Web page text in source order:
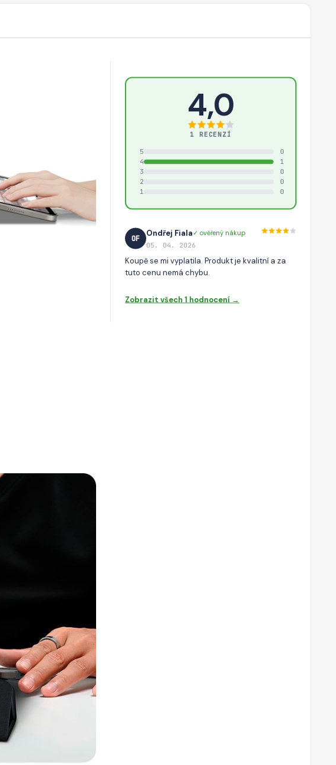
4,0
1 RECENZÍ
5
0
4
1
3
0
2
0
1
0
OF
Ondřej Fiala✓ ověřený nákup
05. 04. 2026
Koupě se mi vyplatila. Produkt je kvalitní a za
tuto cenu nemá chybu.
Zobrazit všech 1 hodnocení →